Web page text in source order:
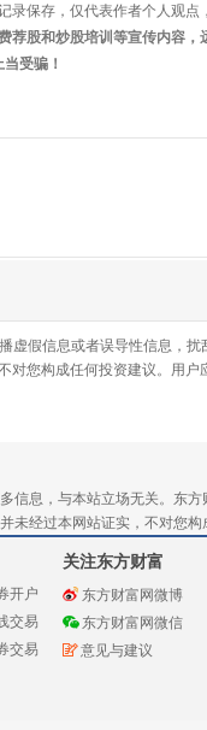
录保存，仅代表作者个人观
荐股和炒股培训等宣传内容
受骗！
虚假信息或者误导性信息，
对您构成任何投资建议。用
信息，与本站立场无关。东
未经过本网站证实，不对您
开户
交易
交易
关注东方财富
东方财富网微博
东方财富网微信
意见与建议